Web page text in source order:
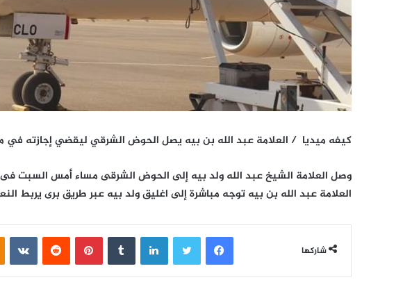
كيفه ميديا / العلامة عبد الله بن بيه يصل الحوض الشرقي ليقضي إجازته
وصل العلامة الشيخ عبد الله ولد بيه إلى الحوض الشرقى مساء أمس السبت
العلامة عبد الله بن بيه توجه مباشرة إلى اغليق ولد بيه عبر طريق برى يربط
شاركها
فيسبوك لينكدإن بينتيريست